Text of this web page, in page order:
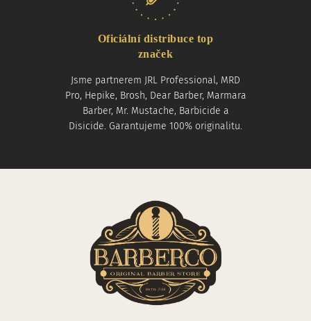
Oficiální distribuce top
značek
Jsme partnerem JRL Professional, MRD
Pro, Hepike, Brosh, Dear Barber, Marmara
Barber, Mr. Mustache, Barbicide a
Disicide. Garantujeme 100% originalitu.